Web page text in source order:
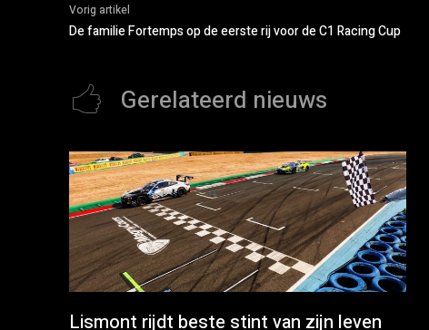
Vorig artikel
De familie Fortemps op de eerste rij voor de C1 Racing Cup
Gerelateerd nieuws
Lismont rijdt beste stint van zijn leven